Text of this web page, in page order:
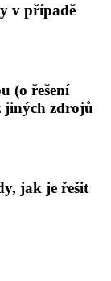
v případě
(o řešení
jiných zdrojů
jak je řešit